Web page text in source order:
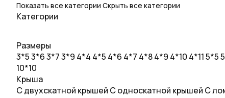
Показать все категории Скрыть все категории
Категории
Размеры
3*53*63*73*9 4*4 4*5 4*6 4*7 4*84*9 4*10 4*115*5
10*10
Крыша
С двухскатной крышей С односкатной крышей С